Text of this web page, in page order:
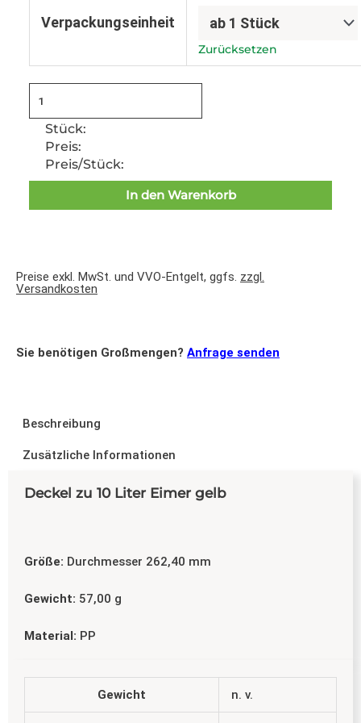
Verpackungseinheit
Zurücksetzen
Stück:
Preis:
Preis/Stück:
In den Warenkorb
Preise exkl. MwSt. und VVO-Entgelt, ggfs. zzgl.
Versandkosten
Sie benötigen Großmengen? Anfrage senden
Beschreibung
Zusätzliche Informationen
Deckel zu 10 Liter Eimer gelb
Größe: Durchmesser 262,40 mm
Gewicht: 57,00 g
Material: PP
Gewicht n. v.